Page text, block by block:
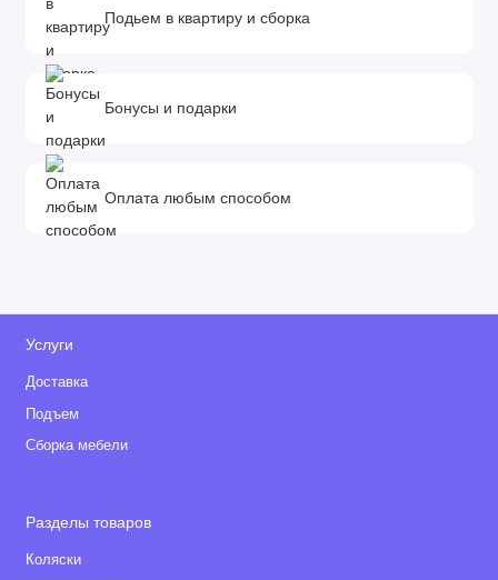
Подьем в квартиру и сборка
Бонусы и подарки
Оплата любым способом
Услуги
Доставка
Подъем
Сборка мебели
Разделы товаров
Коляски